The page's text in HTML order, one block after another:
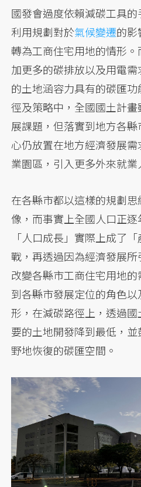
國發會過度依賴減碳工具
利用規劃對於氣候變遷的
轉為工商住宅用地的情形
加更多的碳排放以及用電
的土地涵容力具有的碳匯
徑及策略中，全國國土計
展課題，但落實到地方各
心仍放置在地方經濟發展
業園區，引入更多外來就業
在各縣市都以這樣的規劃
像，而事實上全國人口正
「人口成長」實際上成了
戰，再透過因為經濟發展所
改變各縣市工商住宅用地
到各縣市發展定位的角色
形，在減碳路徑上，透過
要的土地開發降到最低，
野地恢復的碳匯空間。